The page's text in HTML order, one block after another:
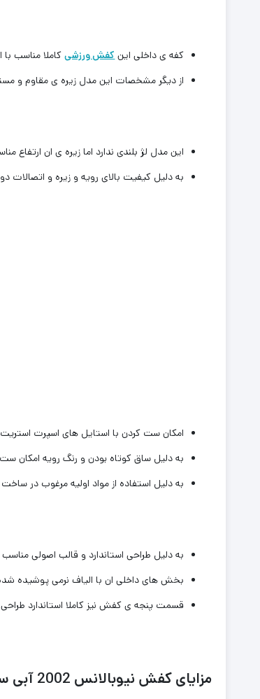
کفه ی داخلی این کفش ورزشیکاملا مناسب
از دیگر مشخصات این‌ مدل زیره ی مقاوم و
این مدل لژ بلندی ندارد اما زیره ی ان ارتفاع
به دلیل کیفیت بالای رویه و زیره و
امکان ست کردن با استایل های اسپرت
به دلیل ساق کوتاه بودن و رنگ رویه امکان ست
به دلیل استفاده از مواد اولیه مرغوب در
به دلیل طراحی استاندارد و قالب اصولی
بخش های داخلی ان با الیاف نرمی پوشیده
قسمت پنجه ی کفش نیز کاملا استاندارد طراحی
مزایای کفش نیوبالانس 2002 آبی سورمه ای خاکستری